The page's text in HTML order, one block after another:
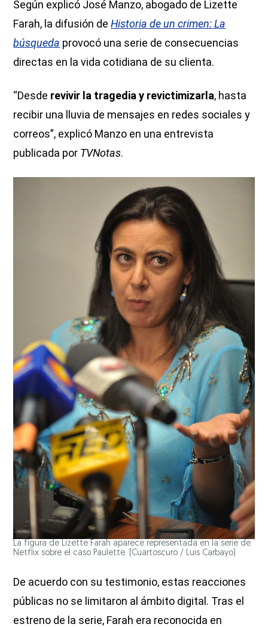
Según explicó José Manzo, abogado de Lizette
Farah, la difusión deHistoria de un crimen: La
búsqueda provocó una serie de consecuencias
directas en la vida cotidiana de su clienta.
“Desde revivir la tragedia y revictimizarla, hasta
recibir una lluvia de mensajes en redes sociales y
correos”, explicó Manzo en una entrevista
publicada por TVNotas.
La figura de Lizette Farah aparece representada en la serie de
Netflix sobre el caso Paulette. (Cuartoscuro / Luis Carbayo)
De acuerdo con su testimonio, estas reacciones
públicas no se limitaron al ámbito digital. Tras el
estreno de la serie, Farah era reconocida en